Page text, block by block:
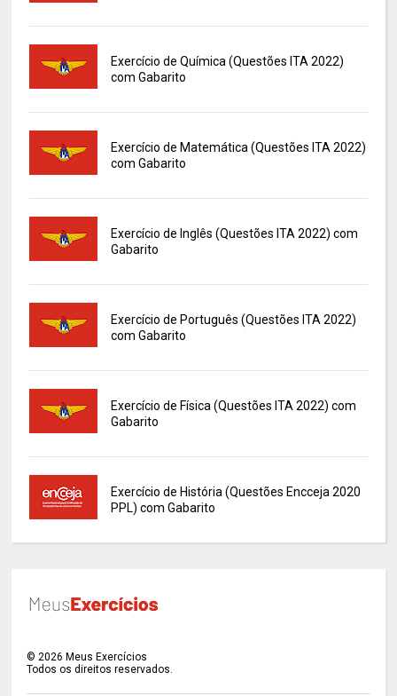
Exercício de Química (Questões ITA 2022)
com Gabarito
Exercício de Matemática (Questões ITA 2022)
com Gabarito
Exercício de Inglês (Questões ITA 2022) com
Gabarito
Exercício de Português (Questões ITA 2022)
com Gabarito
Exercício de Física (Questões ITA 2022) com
Gabarito
Exercício de História (Questões Encceja 2020
PPL) com Gabarito
©2026 Meus Exercícios
Todos os direitos reservados.